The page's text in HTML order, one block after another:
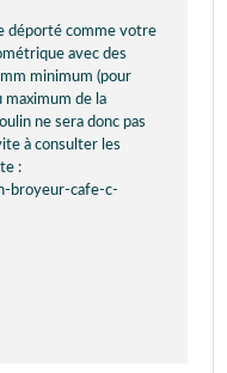
déporté comme votre
avec des
minimum (pour
de la
ne sera donc pas
à consulter les
:
broyeur-cafe-c-